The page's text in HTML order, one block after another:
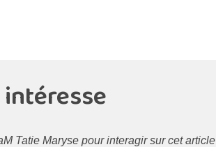
Tatie Maryse pour interagir sur cet article